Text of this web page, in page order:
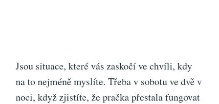
Jsou situace, které vás zaskočí ve chvíli, kdy
na to nejméně myslíte. Třeba v sobotu ve dvě v
noci, když zjistíte, že pračka přestala fungovat